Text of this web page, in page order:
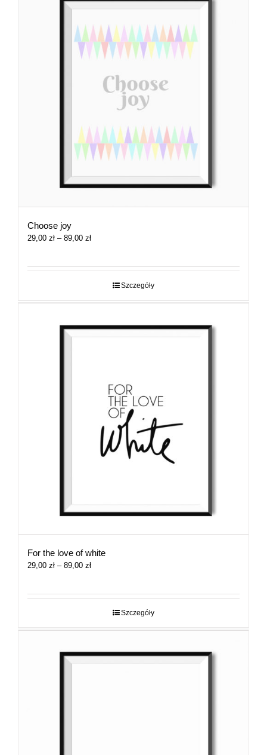
Choose joy
29,00 zł – 89,00 złZakres
29,00 zł
Szczegóły
For the love of white
29,00 zł – 89,00 złZakres
29,00 zł
Szczegóły